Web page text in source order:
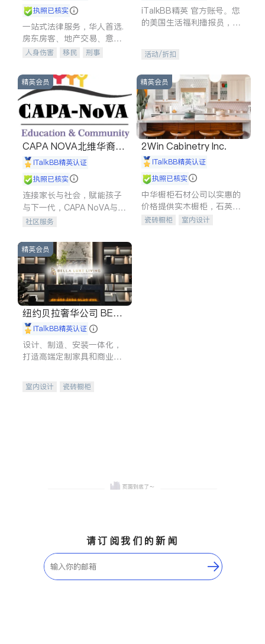
执照已核实
一站式法律服务，华人首选.
房东房客、地产交易、意外
伤害、车祸重伤、商业诉
建筑合同、刑事案件全包办
人身伤害 移民
刑事
信托/遗嘱
商业
索赔
律师-其它 保释
iTalkBB精英 官方账号。您
的美国生活福利播报员，精
专属福利。
活动/折扣
精英会员
CAPA NOVA北维华裔家
长会iTalkBB精英认证
执照已核实
连接家长与社会，赋能孩子
与下一代，CAPA NoVA与您
携手建设包容、公平、充满
社区服务
精英会员
2Win Cabinetry Inc.
iTalkBB精英认证
执照已核实
中华橱柜石材公司以实惠的
价格提供实木橱柜，石英石
台面，多种优质不锈钢水
瓷砖橱柜
室内设计
精英会员
纽约贝拉奢华公司 BELL
A LUXE
iTalkBB精英认证
设计、制造、安装一体化，
打造高端定制家具和商业空
室内设计
瓷砖橱柜
请订阅我们的新闻